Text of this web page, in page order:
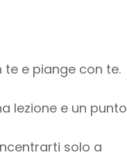
e piange con te.
lezione e un punto
solo a